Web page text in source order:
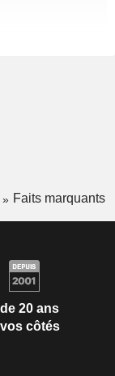
Faits marquants
20 ans
côtés